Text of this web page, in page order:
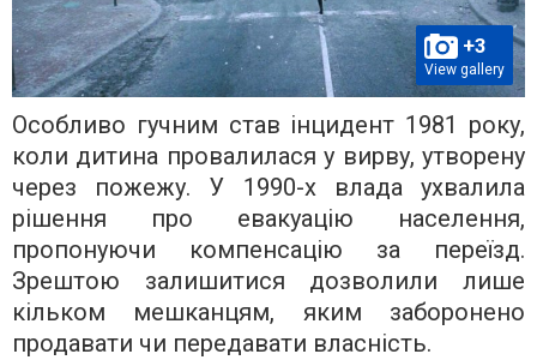
+3
View gallery
Особливо гучним став інцидент 1981 року,
коли дитина провалилася у вирву, утворену
через пожежу. У 1990-х влада ухвалила
рішення про евакуацію населення,
пропонуючи компенсацію за переїзд.
Зрештою залишитися дозволили лише
кільком мешканцям, яким заборонено
продавати чи передавати власність.